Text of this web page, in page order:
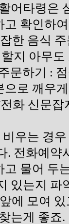
어타령은
고 확인하
한 음식
지 아무도
문하기 :
으로 깨우
화 신문
우는 경
. 전화예약
고 물어 두
있는지
에 모여
는게 좋죠.